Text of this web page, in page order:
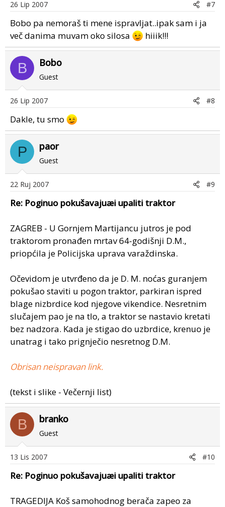
26 Lip 2007 #7
Bobo pa nemoraš ti mene ispravljat..ipak sam i ja
več danima muvam oko silosa
hiiik!!!
B Bobo
Guest
26 Lip 2007 #8
Dakle, tu smo
P paor
Guest
22 Ruj 2007 #9
Re: Poginuo pokušavajuæi upaliti traktor
ZAGREB - U Gornjem Martijancu jutros je pod
traktorom pronađen mrtav 64-godišnji D.M.,
priopćila je Policijska uprava varaždinska.
Očevidom je utvrđeno da je D. M. noćas guranjem
pokušao staviti u pogon traktor, parkiran ispred
blage nizbrdice kod njegove vikendice. Nesretnim
slučajem pao je na tlo, a traktor se nastavio kretati
bez nadzora. Kada je stigao do uzbrdice, krenuo je
unatrag i tako prignječio nesretnog D.M.
Obrisan neispravan link.
(tekst i slike - Večernji list)
B branko
Guest
13 Lis 2007 #10
Re: Poginuo pokušavajuæi upaliti traktor
TRAGEDIJA Koš samohodnog berača zapeo za